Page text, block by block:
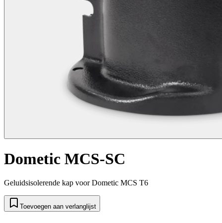
Dometic MCS-SC
Geluidsisolerende kap voor Dometic MCS T6
Toevoegen aan verlanglijst